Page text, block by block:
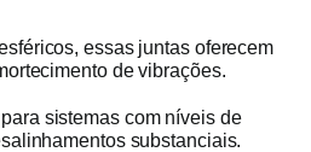
essas juntas oferecem
de vibrações.
sistemas com níveis de
substanciais.